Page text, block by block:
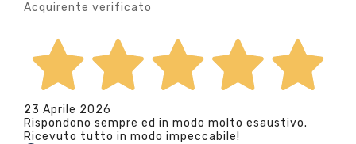
Acquirente verificato
23 Aprile 2026
Rispondono sempre ed in modo molto esaustivo.
Ricevuto tutto in modo impeccabile!